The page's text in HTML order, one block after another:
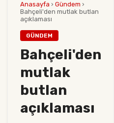
Anasayfa › Gündem ›
Bahçeli'den mutlak butlan
açıklaması
GÜNDEM
Bahçeli'den
mutlak
butlan
açıklaması